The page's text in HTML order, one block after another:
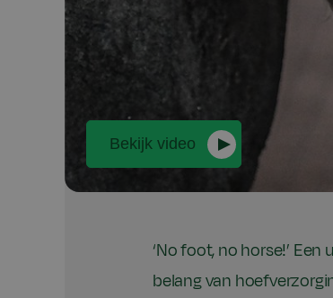
Bekijk video
‘No foot, no horse!’
belang van